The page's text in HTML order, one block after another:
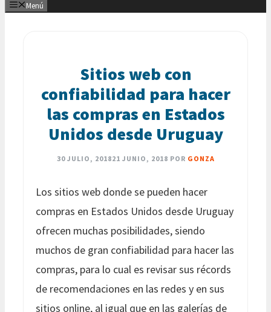
Menú
Sitios web con
confiabilidad para hacer
las compras en Estados
Unidos desde Uruguay
30 JULIO, 201821 JUNIO, 2018 POR GONZA
Los sitios web donde se pueden hacer
compras en Estados Unidos desde Uruguay
ofrecen muchas posibilidades, siendo
muchos de gran confiabilidad para hacer las
compras, para lo cual es revisar sus récords
de recomendaciones en las redes y en sus
sitios online, al igual que en las galerías de